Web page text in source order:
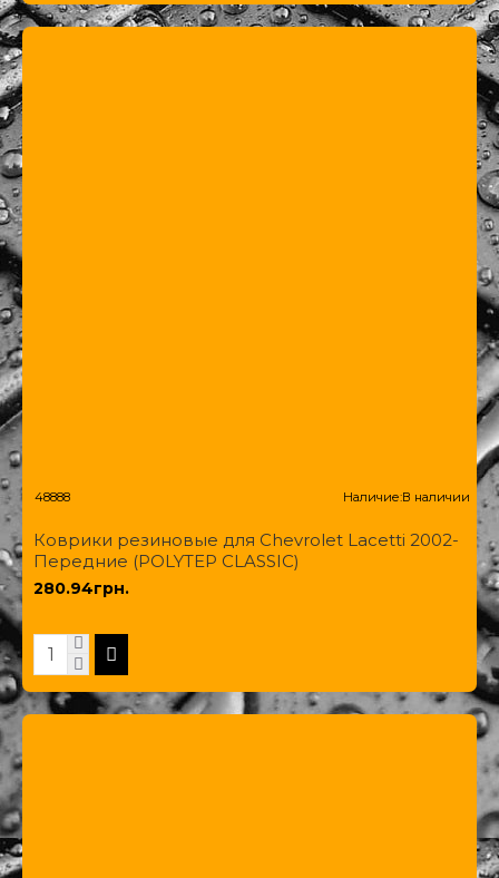
48888 Наличие:В наличии
Коврики резиновые для Chevrolet Lacetti 2002-
Передние (POLYTEP CLASSIC)
280.94грн.